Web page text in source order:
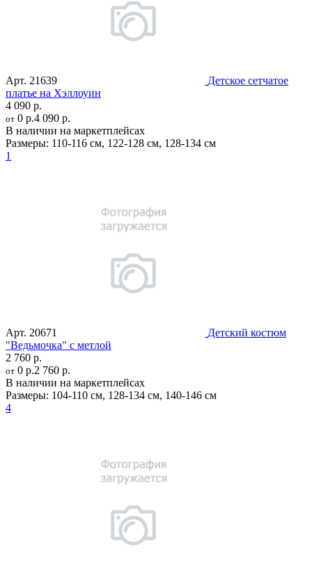
Арт. 21639
Детское сетчатое
платье на Хэллоуин
4 090 р.
от 0 р.4 090 р.
В наличии на маркетплейсах
Размеры: 110-116 см, 122-128 см, 128-134 см
1
Арт. 20671
Детский костюм
"Ведьмочка" с метлой
2 760 р.
от 0 р.2 760 р.
В наличии на маркетплейсах
Размеры: 104-110 см, 128-134 см, 140-146 см
4